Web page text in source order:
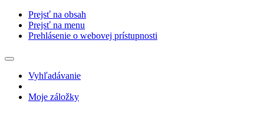
Prejsť na obsah
Prejsť na menu
Prehlásenie o webovej prístupnosti
Vyhľadávanie
Moje záložky